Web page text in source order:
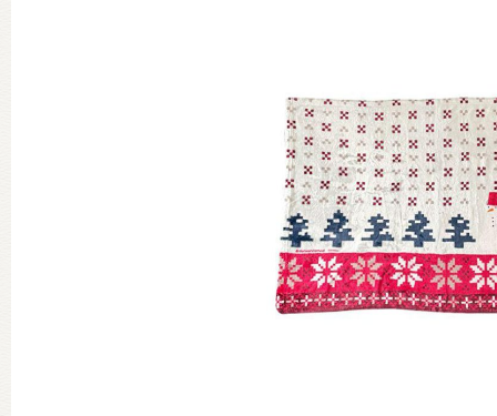
ミュージカル・コンサート
おたのしみコンテンツ(クイズ・
チア ジャッキーズ！